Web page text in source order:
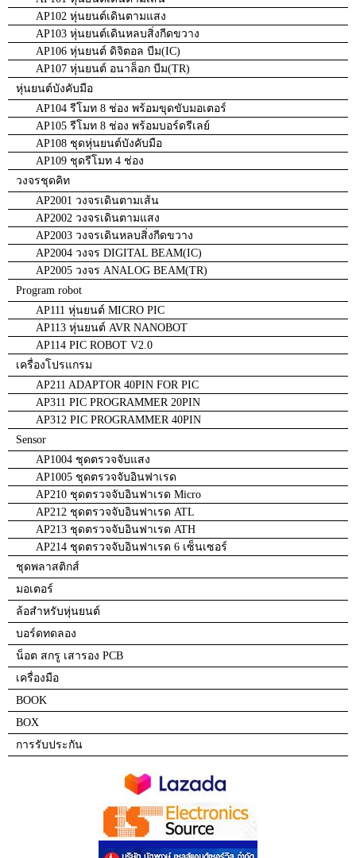
AP102 หุ่นยนต์เดินตามแสง
AP103 หุ่นยนต์เดินหลบสิ่งกีดขวาง
AP106 หุ่นยนต์ ดิจิตอล บีม(IC)
AP107 หุ่นยนต์ อนาล็อก บีม(TR)
หุ่นยนต์บังคับมือ
AP104 รีโมท 8 ช่อง พร้อมขุดขับมอเตอร์
AP105 รีโมท 8 ช่อง พร้อมบอร์ดรีเลย์
AP108 ชุดหุ่นยนต์บังคับมือ
AP109 ชุดรีโมท 4 ช่อง
วงจรชุดคิท
AP2001 วงจรเดินตามเส้น
AP2002 วงจรเดินตามแสง
AP2003 วงจรเดินหลบสิ่งกีดขวาง
AP2004 วงจร DIGITAL BEAM(IC)
AP2005 วงจร ANALOG BEAM(TR)
Program robot
AP111 หุ่นยนต์ MICRO PIC
AP113 หุ่นยนต์ AVR NANOBOT
AP114 PIC ROBOT V2.0
เครื่องโปรแกรม
AP211 ADAPTOR 40PIN FOR PIC
AP311 PIC PROGRAMMER 20PIN
AP312 PIC PROGRAMMER 40PIN
Sensor
AP1004 ชุดตรวจจับแสง
AP1005 ชุดตรวจจับอินฟาเรด
AP210 ชุดตรวจจับอินฟาเรด Micro
AP212 ชุดตรวจจับอินฟาเรด ATL
AP213 ชุดตรวจจับอินฟาเรด ATH
AP214 ชุดตรวจจับอินฟาเรด 6 เซ็นเซอร์
ชุดพลาสติกส์
มอเตอร์
ล้อสำหรับหุ่นยนต์
บอร์ดทดลอง
น็อต สกรู เสารอง PCB
เครื่องมือ
BOOK
BOX
การรับประกัน